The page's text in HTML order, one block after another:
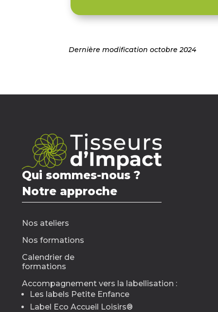
Dernière modification octobre 2024
Qui sommes-nous ?
Notre approche
Nos ateliers
Nos formations
Calendrier de
formations
Accompagnement vers la labellisation :
Les labels Petite Enfance
Label Eco Accueil Loisirs®